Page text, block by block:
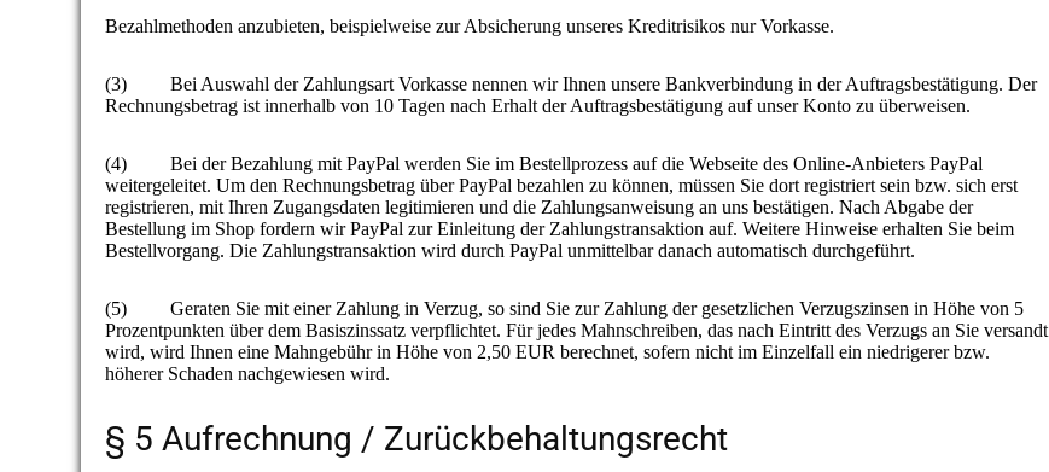
Bezahlmethoden anzubieten, beispielweise zur Absicherung unseres Kreditrisikos nur Vorkasse.
(3) Bei Auswahl der Zahlungsart Vorkasse nennen wir Ihnen unsere Bankverbindung in der Auftragsbestätigung. Der
Rechnungsbetrag ist innerhalb von 10 Tagen nach Erhalt der Auftragsbestätigung auf unser Konto zu überweisen.
(4) Bei der Bezahlung mit PayPal werden Sie im Bestellprozess auf die Webseite des Online-Anbieters PayPal
weitergeleitet. Um den Rechnungsbetrag über PayPal bezahlen zu können, müssen Sie dort registriert sein bzw. sich erst
registrieren, mit Ihren Zugangsdaten legitimieren und die Zahlungsanweisung an uns bestätigen. Nach Abgabe der
Bestellung im Shop fordern wir PayPal zur Einleitung der Zahlungstransaktion auf. Weitere Hinweise erhalten Sie beim
Bestellvorgang. Die Zahlungstransaktion wird durch PayPal unmittelbar danach automatisch durchgeführt.
(5) Geraten Sie mit einer Zahlung in Verzug, so sind Sie zur Zahlung der gesetzlichen Verzugszinsen in Höhe von 5
Prozentpunkten über dem Basiszinssatz verpflichtet. Für jedes Mahnschreiben, das nach Eintritt des Verzugs an Sie versandt
wird, wird Ihnen eine Mahngebühr in Höhe von 2,50 EUR berechnet, sofern nicht im Einzelfall ein niedrigerer bzw.
höherer Schaden nachgewiesen wird.
§ 5 Aufrechnung / Zurückbehaltungsrecht